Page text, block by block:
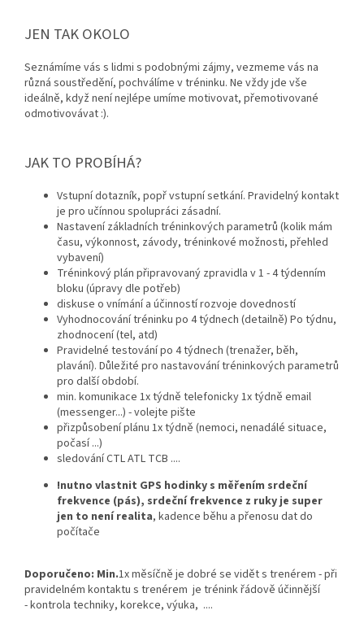
JEN TAK OKOLO
Seznámíme vás s lidmi s podobnými zájmy, vezmeme vás na
různá soustředění, pochválíme v tréninku. Ne vždy jde vše
ideálně, když není nejlépe umíme motivovat, přemotivované
odmotivovávat :).
JAK TO PROBÍHÁ?
Vstupní dotazník, popř vstupní setkání. Pravidelný kontakt
je pro učínnou spolupráci zásadní.
Nastavení základních tréninkových parametrů (kolik mám
času, výkonnost, závody, tréninkové možnosti, přehled
vybavení)
Tréninkový plán připravovaný zpravidla v 1 - 4 týdenním
bloku (úpravy dle potřeb)
diskuse o vnímání a účinností rozvoje dovedností
Vyhodnocování tréninku po 4 týdnech (detailně) Po týdnu,
zhodnocení (tel, atd)
Pravidelné testování po 4 týdnech (trenažer, běh,
plavání). Důležité pro nastavování tréninkových parametrů
pro další období.
min. komunikace 1x týdně telefonicky 1x týdně email
(messenger...) - volejte pište
přizpůsobení plánu 1x týdně (nemoci, nenadálé situace,
počasí ...)
sledování CTL ATL TCB ....
!nutno vlastnit GPS hodinky s měřením srdeční
frekvence (pás), srdeční frekvence z ruky je super
jen to není realita, kadence běhu a přenosu dat do
počítače
Doporučeno: Min.1x měsíčně je dobré se vidět s trenérem - při
pravidelném kontaktu s trenérem je trénink řádově účinnější
- kontrola techniky, korekce, výuka, ....
Send
Powered by chaterimo